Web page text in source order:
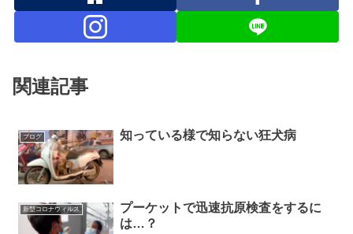
関連記事
ブログ 知っている様で知らない狂犬病
新型コロナウィルス
プーケットで迅速抗原検査をするに
は…？